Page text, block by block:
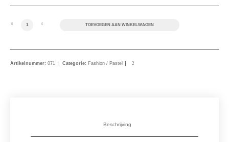
Fashionkleuren: White Sand aantalTOEVOEGEN AAN WINKELWAGEN
Artikelnummer: 071 Categorie: Fashion / Pastel
Beschrijving